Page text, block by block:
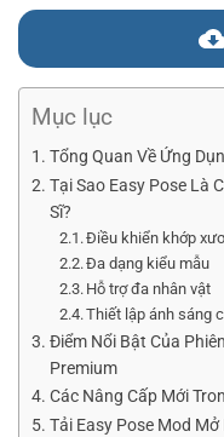
Mục lục
Tổng Quan Về Ứng
Tại Sao Easy Pose Là
Sĩ?
Điều khiển khớp
Đa dạng kiểu mẫu
Hỗ trợ đa nhân vật
Thiết lập ánh sáng
Điểm Nổi Bật Của
Premium
Các Nâng Cấp Mới
Tải Easy Pose Mod